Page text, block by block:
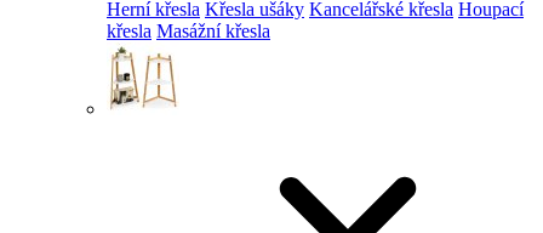
Herní křesla Křesla ušáky Kancelářské křesla Houpací
křesla Masážní křesla